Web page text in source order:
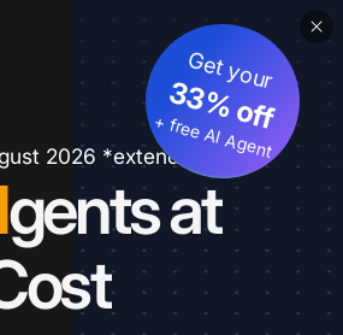
2026 *extended
gents at
Get your
33% off
+ free AI Agent